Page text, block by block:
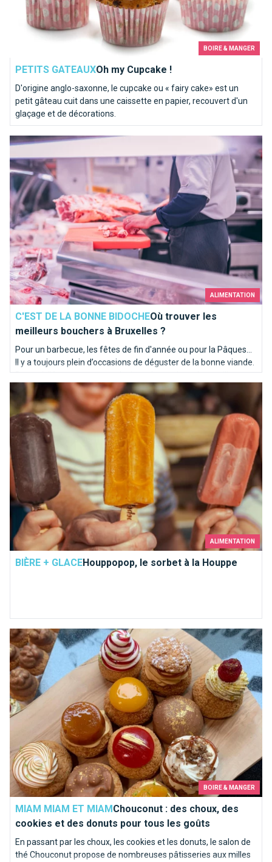
BOIRE & MANGER
PETITS GATEAUXOh my Cupcake !
D'origine anglo-saxonne, le cupcake ou « fairy cake» est un
petit gâteau cuit dans une caissette en papier, recouvert d'un
glaçage et de décorations.
ALIMENTATION
C'EST DE LA BONNE BIDOCHEOù trouver les
meilleurs bouchers à Bruxelles ?
Pour un barbecue, les fêtes de fin d'année ou pour la Pâques...
Il y a toujours plein d’occasions de déguster de la bonne viande.
Brusselslife met en avant plusieurs bons plans des meilleurs
boucheries situées à Bruxelles.
Où trouver les meilleurs bouchers à Bruxelles ?
ALIMENTATION
BIÈRE + GLACEHouppopop, le sorbet à la Houppe
Houppopop, le sorbet à la Houppe
BOIRE & MANGER
MIAM MIAM ET MIAM Chouconut : des choux, des
cookies et des donuts pour tous les goûts
En passant par les choux, les cookies et les donuts, le salon de
thé Chouconut propose de nombreuses pâtisseries aux milles
Chouconut : des choux, des cookies et des donuts pour tous